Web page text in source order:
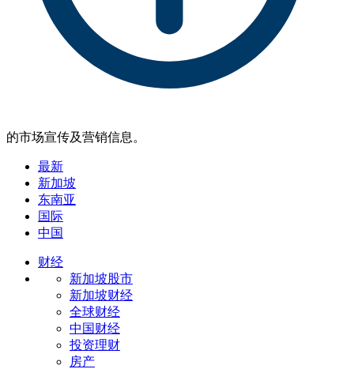
的市场宣传及营销信息。
最新
新加坡
东南亚
国际
中国
财经
新加坡股市
新加坡财经
全球财经
中国财经
投资理财
房产